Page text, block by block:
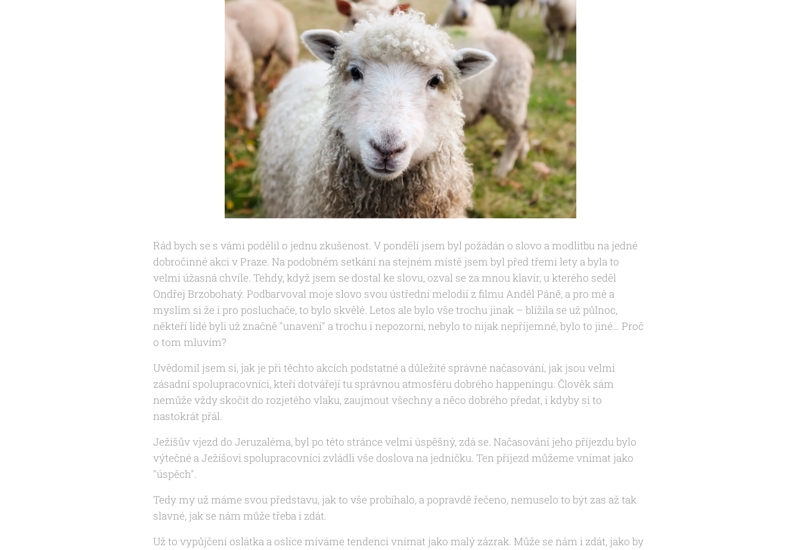
Rád bych se s vámi podělil o jednu zkušenost. V pondělí jsem byl požádán o slovo a modlitbu na jedné
dobročinné akci v Praze. Na podobném setkání na stejném místě jsem byl před třemi lety a byla to
velmi úžasná chvíle. Tehdy, když jsem se dostal ke slovu, ozval se za mnou klavír, u kterého seděl
Ondřej Brzobohatý. Podbarvoval moje slovo svou ústřední melodií z filmu Anděl Páně, a pro mě a
myslím si že i pro posluchače, to bylo skvělé. Letos ale bylo vše trochu jinak – blížila se už půlnoc,
někteří lidé byli už značně "unavení" a trochu i nepozorní, nebylo to nijak nepříjemné, bylo to jiné… Proč
o tom mluvím?
Uvědomil jsem si, jak je při těchto akcích podstatné a důležité správné načasování, jak jsou velmi
zásadní spolupracovníci, kteří dotvářejí tu správnou atmosféru dobrého happeningu. Člověk sám
nemůže vždy skočit do rozjetého vlaku, zaujmout všechny a něco dobrého předat, i kdyby si to
nastokrát přál.
Ježíšův vjezd do Jeruzaléma, byl po této stránce velmi úspěšný, zdá se. Načasování jeho příjezdu bylo
výtečné a Ježíšovi spolupracovníci zvládli vše doslova na jedničku. Ten příjezd můžeme vnímat jako
"úspěch".
Tedy my už máme svou představu, jak to vše probíhalo, a popravdě řečeno, nemuselo to být zas až tak
slavné, jak se nám může třeba i zdát.
Už to vypůjčení oslátka a oslice míváme tendenci vnímat jako malý zázrak. Může se nám i zdát, jako by